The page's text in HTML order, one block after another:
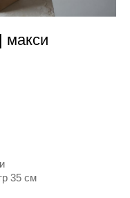
35 см